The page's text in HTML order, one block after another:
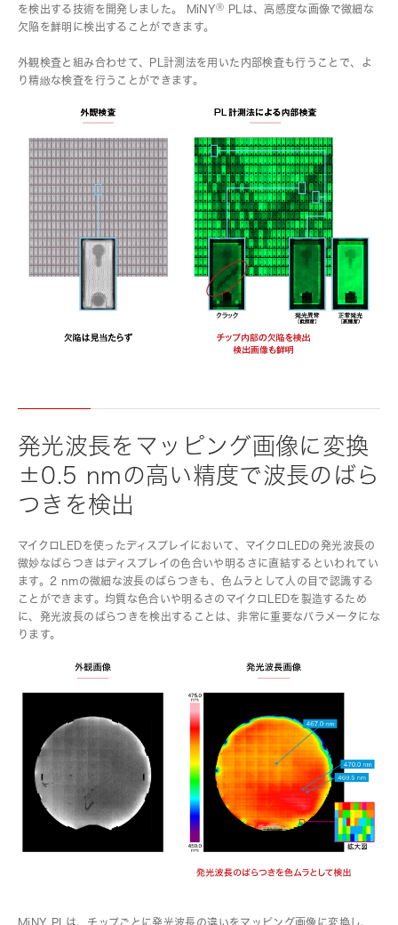
を検出する技術を開発しました。 MiNYⓇ
PLは、高感度な画像で微細な
欠陥を鮮明に検出することができます。
外観検査と組み合わせて、PL計測法を用いた内部検査も行うことで、よ
り精緻な検査を行うことができます。
発光波長をマッピング画像に変換
±0.5 nmの高い精度で波長のばら
つきを検出
マイクロLEDを使ったディスプレイにおいて、マイクロLEDの発光波長の
微妙なばらつきはディスプレイの色合いや明るさに直結するといわれてい
ます。2 nmの微細な波長のばらつきも、色ムラとして人の目で認識する
ことができます。均質な色合いや明るさのマイクロLEDを製造するため
に、発光波長のばらつきを検出することは、非常に重要なパラメータにな
ります。